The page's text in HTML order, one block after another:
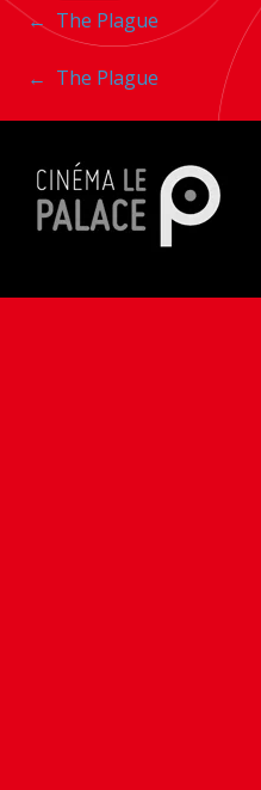
Navigation
entre
les
articles
← The Plague
Navigation
entre
les
articles
← The Plague